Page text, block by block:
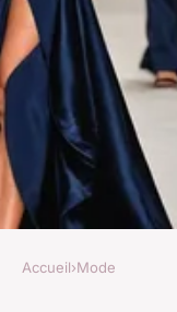
Accueil›Mode